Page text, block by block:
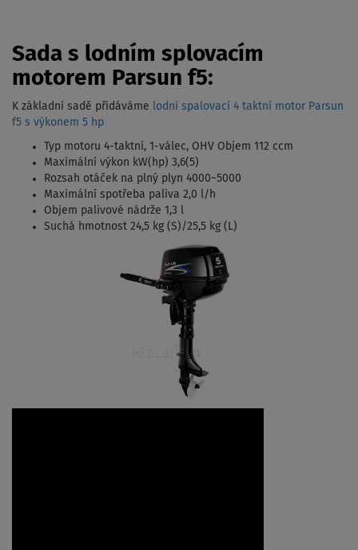
Sada s lodním splovacím
motorem Parsun f5:
K základní sadě přidáváme
lodní spalovací 4 taktní motor Parsun
f5 s výkonem 5 hp
Typ motoru 4-taktní, 1-válec, OHV Objem 112 ccm
Maximální výkon kW(hp) 3,6(5)
Rozsah otáček na plný plyn 4000~5000
Maximální spotřeba paliva 2,0 l/h
Objem palivové nádrže 1,3 l
Suchá hmotnost 24,5 kg (S)/25,5 kg (L)